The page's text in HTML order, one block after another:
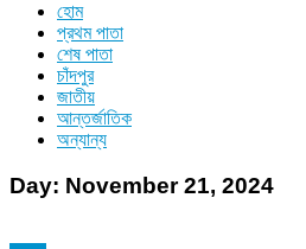
হোম
প্রথম পাতা
শেষ পাতা
চাঁদপুর
জাতীয়
আন্তর্জাতিক
অন্যান্য
Day: November 21, 2024